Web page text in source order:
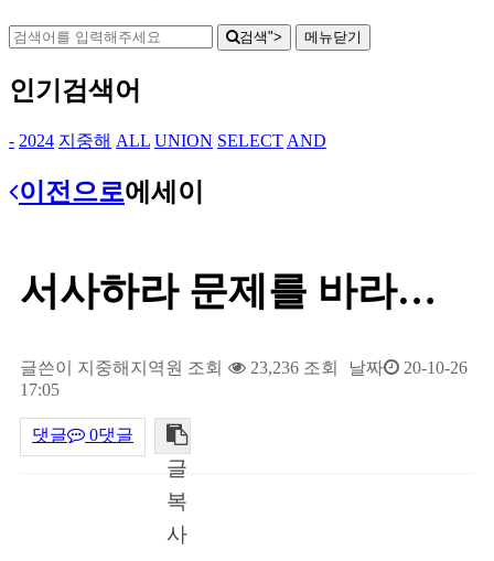
검색"> 메뉴닫기
인기검색어
- 2024 지중해 ALL UNION SELECT AND
이전으로에세이
서사하라 문제를 바라보는 UN과 모로코, 알제리의 시각
글쓴이 지중해지역원 조회 23,236 조회 날짜
20-10-26
17:05
댓글 0댓글
글
복
사